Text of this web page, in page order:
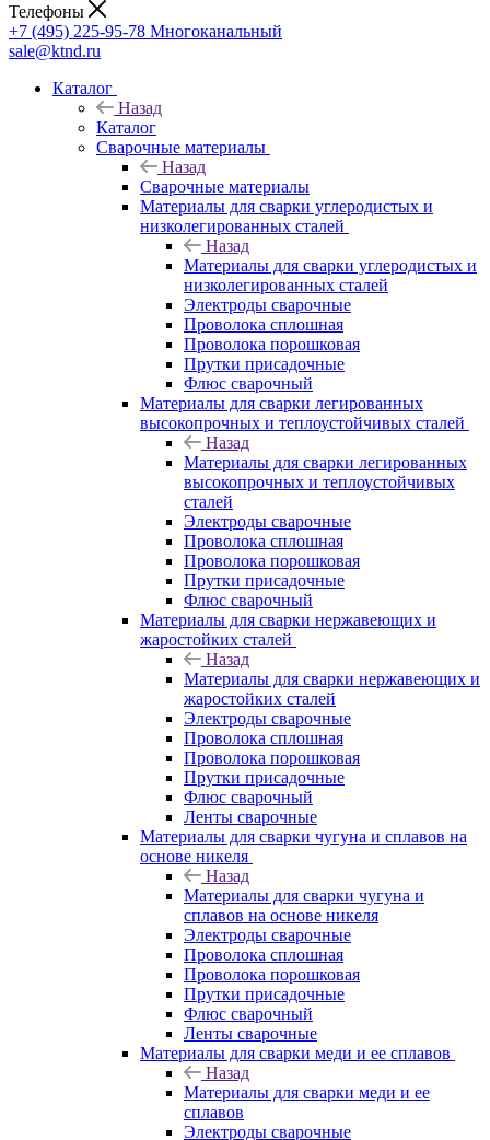
Телефоны
+7 (495) 225-95-78 Многоканальный
sale@ktnd.ru
Каталог
Назад
Каталог
Сварочные материалы
Назад
Сварочные материалы
Материалы для сварки углеродистых и
низколегированных сталей
Назад
Материалы для сварки углеродистых и
низколегированных сталей
Электроды сварочные
Проволока сплошная
Проволока порошковая
Прутки присадочные
Флюс сварочный
Материалы для сварки легированных
высокопрочных и теплоустойчивых сталей
Назад
Материалы для сварки легированных
высокопрочных и теплоустойчивых
сталей
Электроды сварочные
Проволока сплошная
Проволока порошковая
Прутки присадочные
Флюс сварочный
Материалы для сварки нержавеющих и
жаростойких сталей
Назад
Материалы для сварки нержавеющих и
жаростойких сталей
Электроды сварочные
Проволока сплошная
Проволока порошковая
Прутки присадочные
Флюс сварочный
Ленты сварочные
Материалы для сварки чугуна и сплавов на
основе никеля
Назад
Материалы для сварки чугуна и
сплавов на основе никеля
Электроды сварочные
Проволока сплошная
Проволока порошковая
Прутки присадочные
Флюс сварочный
Ленты сварочные
Материалы для сварки меди и ее сплавов
Назад
Материалы для сварки меди и ее
сплавов
Электроды сварочные